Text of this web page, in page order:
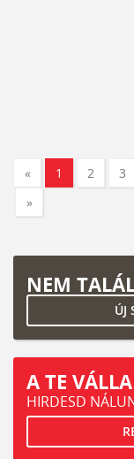
« 1 2 3
»
NEM
ÚJ
A TE
HIRDESD